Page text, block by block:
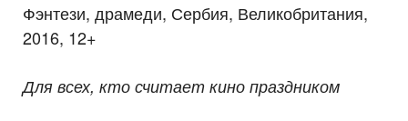
Фэнтези, драмеди, Сербия, Великобритания,
2016, 12+
Для всех, кто считает кино праздником